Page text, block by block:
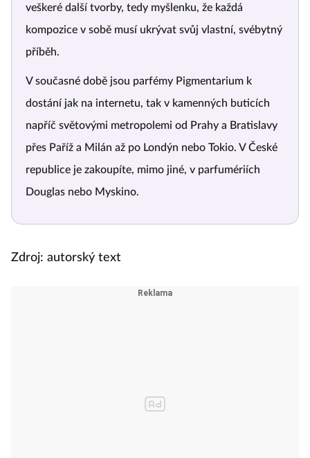
veškeré další tvorby, tedy myšlenku, že každá
kompozice v sobě musí ukrývat svůj vlastní, svébytný
příběh.
V současné době jsou parfémy Pigmentarium k
dostání jak na internetu, tak v kamenných buticích
napříč světovými metropolemi od Prahy a Bratislavy
přes Paříž a Milán až po Londýn nebo Tokio. V České
republice je zakoupíte, mimo jiné, v parfumériích
Douglas nebo Myskino.
Zdroj: autorský text